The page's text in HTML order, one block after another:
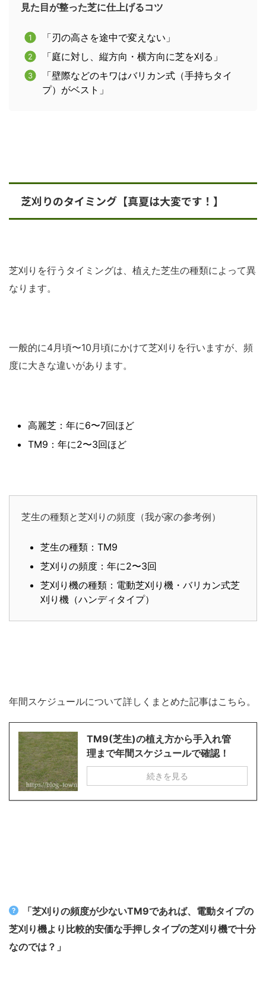
見た目が整った芝に仕上げるコツ
「刃の高さを途中で変えない」
「庭に対し、縦方向・横方向に芝を刈る」
「壁際などのキワはバリカン式（手持ちタイ
プ）がベスト」
芝刈りのタイミング【真夏は大変です！】
芝刈りを行うタイミングは、植えた芝生の種類によって異
なります。
一般的に4月頃〜10月頃にかけて芝刈りを行いますが、頻
度に大きな違いがあります。
高麗芝：年に6〜7回ほど
TM9：年に2〜3回ほど
芝生の種類と芝刈りの頻度（我が家の参考例）
芝生の種類：TM9
芝刈りの頻度：年に2〜3回
芝刈り機の種類：電動芝刈り機・バリカン式芝
刈り機（ハンディタイプ）
年間スケジュールについて詳しくまとめた記事はこちら。
TM9(芝生)の植え方から手入れ管
理まで年間スケジュールで確認！
続きを見る
「芝刈りの頻度が少ないTM9であれば、電動タイプの
芝刈り機より比較的安価な手押しタイプの芝刈り機で十分
なのでは？」